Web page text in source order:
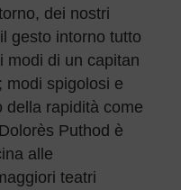
dei nostri
gesto intorno tutto
modi di un capitan
modi spigolosi e
della rapidità come
Puthod è
alle
teatri